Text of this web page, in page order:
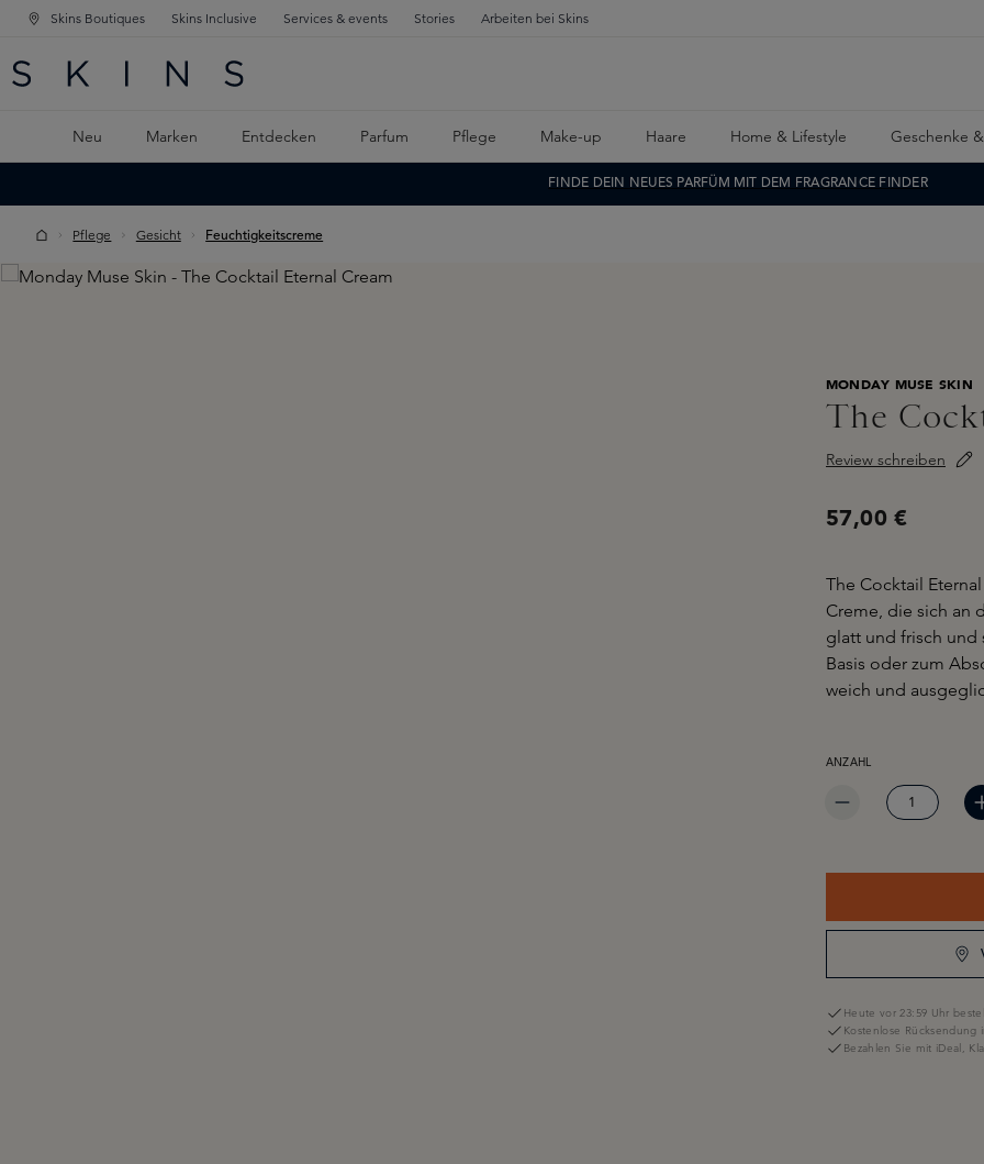
SPRINGEN
SPRINGEN
Skins Boutiques Skins Inclusive Services & events Stories Arbeiten bei Skins
Neu Marken Entdecken Parfum Pflege Make-up Haare Home & Lifestyle Geschenke
FINDE DEIN NEUES PARFÜM MIT DEM FRAGRANCE FINDER
Pflege Gesicht Feuchtigkeitscreme
Skip image gallery
MONDAY MUSE SKIN
The
Review schreiben
57,00 €
The Cocktail
Creme, die sich an
glatt und frisch und
Basis oder zum
weich und
PRODUKT ANZAHL: GIB
ANZAHL
Heute vor 23:59 Uhr
Kostenlose Rücksendung
Bezahlen Sie mit iDeal,